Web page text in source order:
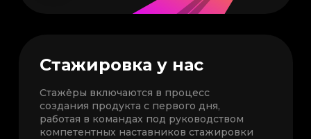
Стажировка у нас
Стажёры включаются в процесс
создания продукта с первого дня,
работая в командах под руководством
компетентных наставников стажировки